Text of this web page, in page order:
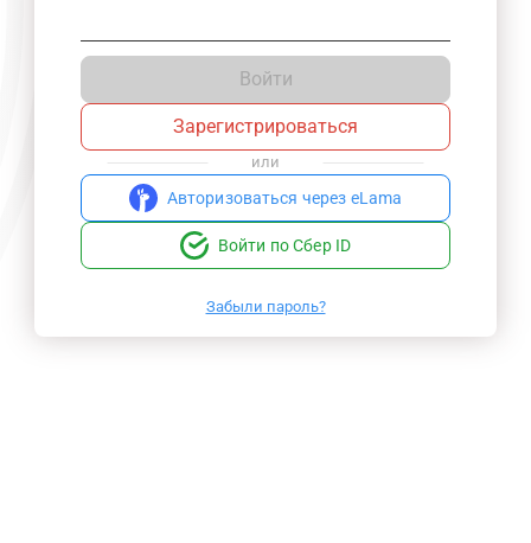
Войти
Зарегистрироваться
или
Авторизоваться через eLama
Войти по Сбер ID
Забыли пароль?